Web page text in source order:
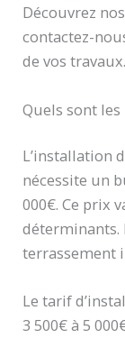
Découvrez nos
contactez-
de vos travaux.
Quels sont les
L’installation
nécessite un
000€. Ce prix
déterminants.
terrassement
Le tarif
3 500€ à 5